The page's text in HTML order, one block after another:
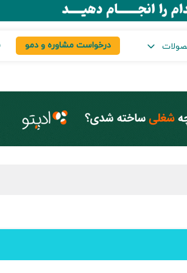
درخواست مشاوره و دمو